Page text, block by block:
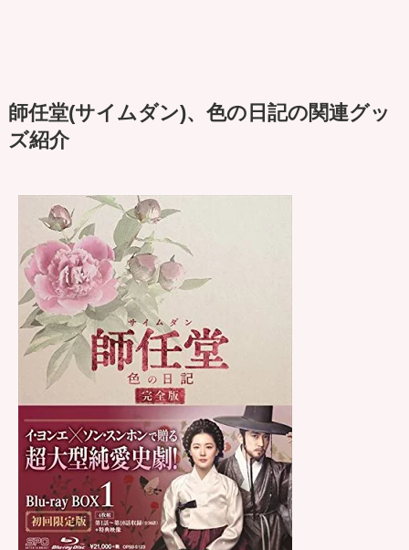
師任堂(サイムダン)、色の日記の関連グッ
ズ紹介